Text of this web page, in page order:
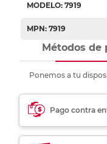
MODELO: 7919
MPN: 7919
Métodos de
Ponemos a tu
Pago contra